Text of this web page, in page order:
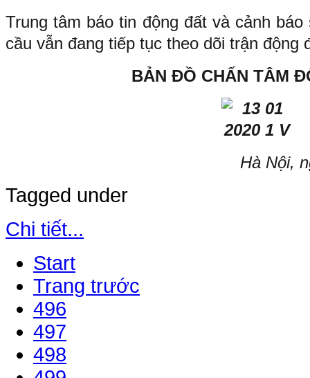
Trung tâm báo tin động đất và cảnh
cầu vẫn đang tiếp tục theo dõi trận động
BẢN ĐỒ CHẤN TÂM
Hà Nội,
Tagged under
Chi tiết...
Start
Trang trước
496
497
498